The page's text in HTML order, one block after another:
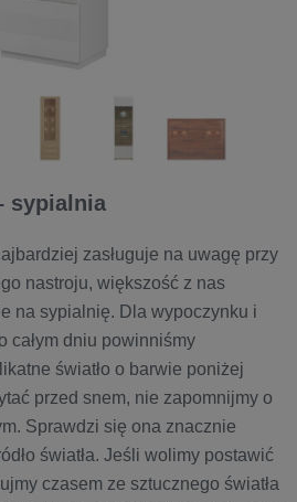
sypialnia
zasługuje na uwagę przy
nastroju, większość z nas
na sypialnię. Dla wypoczynku i
całym dniu powinniśmy
światło o barwie poniżej
przed snem, nie zapomnijmy o
Sprawdzi się ona znacznie
światła. Jeśli wolimy postawić
czasem ze sztucznego światła